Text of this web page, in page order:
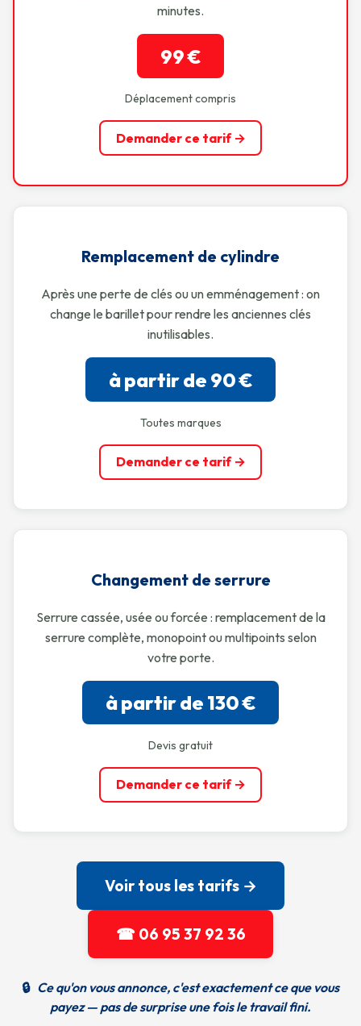
minutes.
99 €
Déplacement compris
Demander ce tarif →
Remplacement de cylindre
Après une perte de clés ou un emménagement : on
change le barillet pour rendre les anciennes clés
inutilisables.
à partir de 90 €
Toutes marques
Demander ce tarif →
Changement de serrure
Serrure cassée, usée ou forcée : remplacement de la
serrure complète, monopoint ou multipoints selon
votre porte.
à partir de 130 €
Devis gratuit
Demander ce tarif →
Voir tous les tarifs →
☎ 06 95 37 92 36
🔒 Ce qu'on vous annonce, c'est exactement ce que vous
payez — pas de surprise une fois le travail fini.